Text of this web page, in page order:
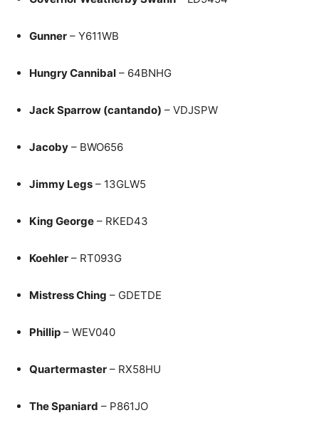
Gunner – Y611WB
Hungry Cannibal – 64BNHG
Jack Sparrow (cantando) – VDJSPW
Jacoby – BWO656
Jimmy Legs – 13GLW5
King George – RKED43
Koehler – RT093G
Mistress Ching – GDETDE
Phillip – WEV040
Quartermaster – RX58HU
The Spaniard – P861JO